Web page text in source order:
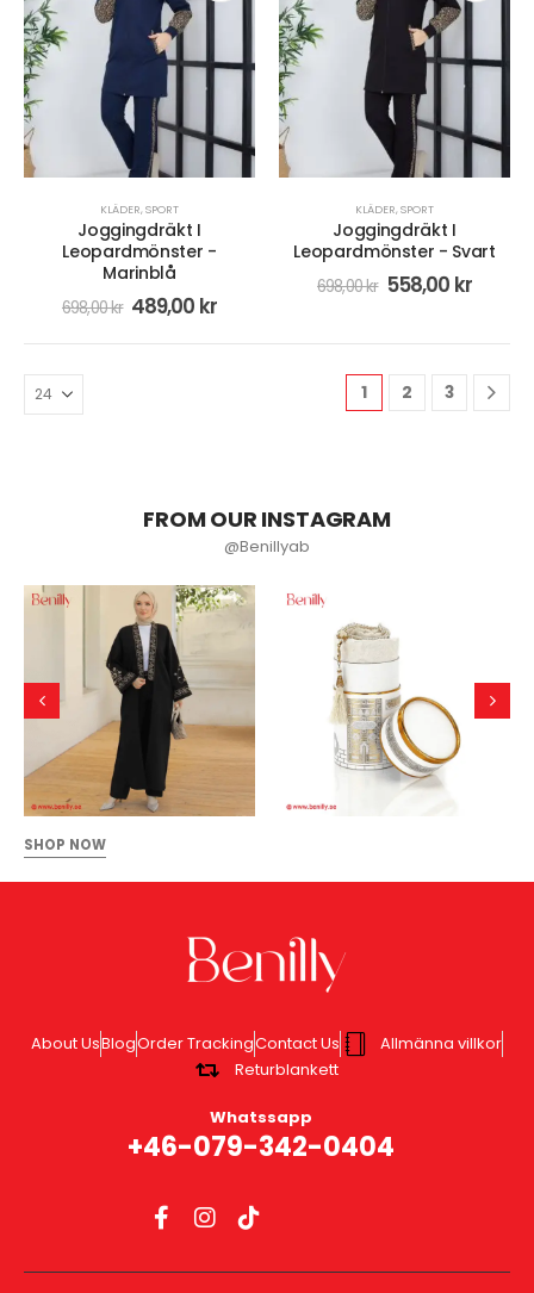
KLÄDER,SPORT
Joggingdräkt I
Leopardmönster -
Marinblå
698,00kr 489,00 kr
KLÄDER,SPORT
Joggingdräkt I
Leopardmönster - Svart
698,00kr 558,00 kr
1 2 3
FROM OUR INSTAGRAM
@Benillyab
SHOP NOW
About UsBlogOrder TrackingContact Us
Allmänna villkor
Returblankett
Whatssapp
+46-079-342-0404